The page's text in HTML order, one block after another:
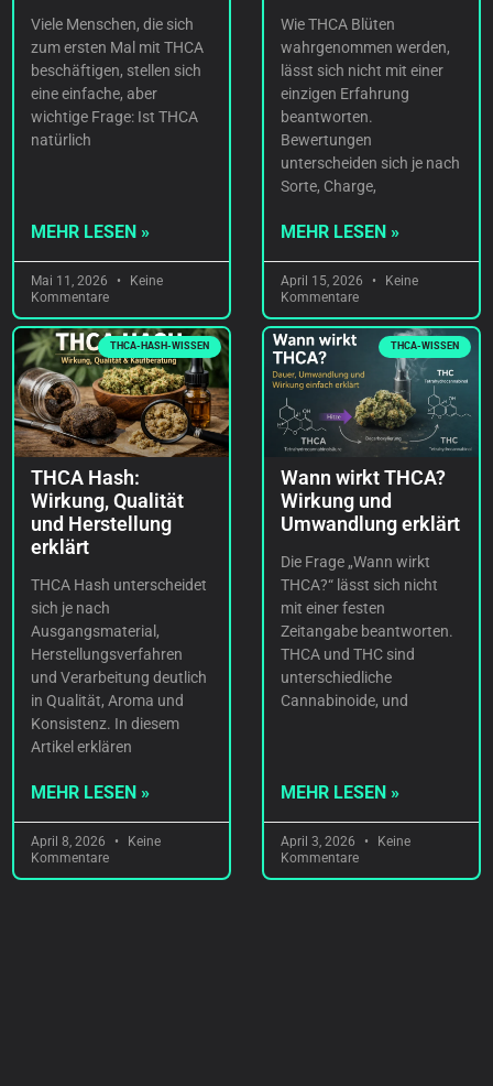
Viele Menschen, die sich
zum ersten Mal mit THCA
beschäftigen, stellen sich
eine einfache, aber
wichtige Frage: Ist THCA
natürlich
MEHR LESEN »
Mai 11, 2026
Keine
Kommentare
Wie THCA Blüten
wahrgenommen werden,
lässt sich nicht mit einer
einzigen Erfahrung
beantworten.
Bewertungen
unterscheiden sich je nach
Sorte, Charge,
MEHR LESEN »
April 15, 2026
Keine
Kommentare
THCA-HASH-WISSEN
THCA Hash:
Wirkung, Qualität
und Herstellung
erklärt
THCA Hash unterscheidet
sich je nach
Ausgangsmaterial,
Herstellungsverfahren
und Verarbeitung deutlich
in Qualität, Aroma und
Konsistenz. In diesem
Artikel erklären
MEHR LESEN »
April 8, 2026
Keine
Kommentare
THCA-WISSEN
Wann wirkt THCA?
Wirkung und
Umwandlung erklärt
Die Frage „Wann wirkt
THCA?“ lässt sich nicht
mit einer festen
Zeitangabe beantworten.
THCA und THC sind
unterschiedliche
Cannabinoide, und
MEHR LESEN »
April 3, 2026
Keine
Kommentare